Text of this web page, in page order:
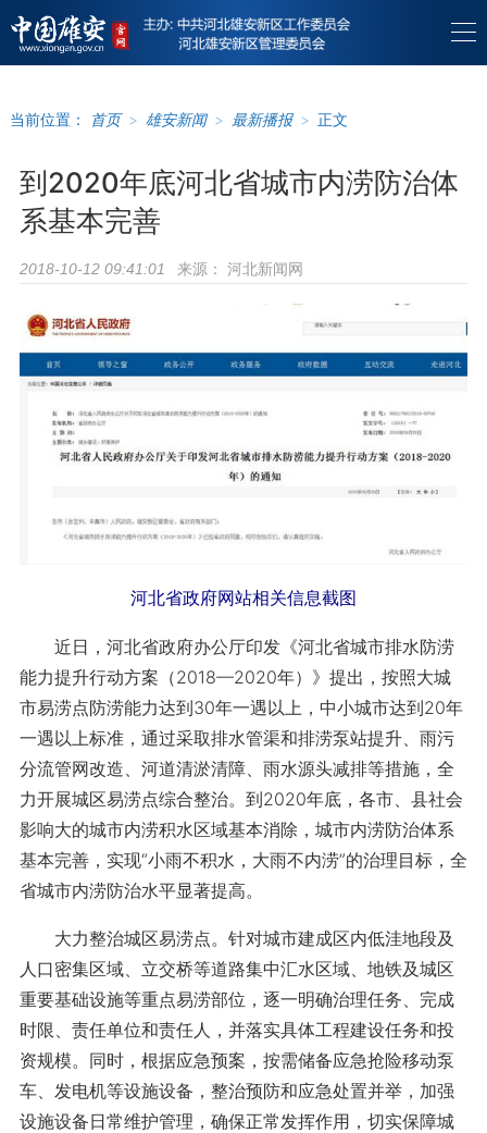
当前位置： 首页 > 雄安新闻 > 最新播报 > 正文
到2020年底河北省城市内涝防治体
系基本完善
2018-10-12 09:41:01 来源： 河北新闻网
河北省政府网站相关信息截图
近日，河北省政府办公厅印发《河北省城市排水防涝
能力提升行动方案（2018—2020年）》提出，按照大城
市易涝点防涝能力达到30年一遇以上，中小城市达到20年
一遇以上标准，通过采取排水管渠和排涝泵站提升、雨污
分流管网改造、河道清淤清障、雨水源头减排等措施，全
力开展城区易涝点综合整治。到2020年底，各市、县社会
影响大的城市内涝积水区域基本消除，城市内涝防治体系
基本完善，实现“小雨不积水，大雨不内涝”的治理目标，全
省城市内涝防治水平显著提高。
大力整治城区易涝点。针对城市建成区内低洼地段及
人口密集区域、立交桥等道路集中汇水区域、地铁及城区
重要基础设施等重点易涝部位，逐一明确治理任务、完成
时限、责任单位和责任人，并落实具体工程建设任务和投
资规模。同时，根据应急预案，按需储备应急抢险移动泵
车、发电机等设施设备，整治预防和应急处置并举，加强
设施设备日常维护管理，确保正常发挥作用，切实保障城